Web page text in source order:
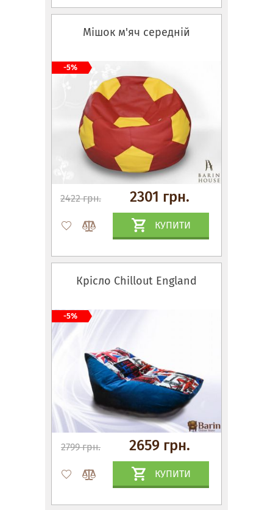
Мішок м'яч середній
2422 грн. 2301 грн.
КУПИТИ
-5%
Крісло Сhillout England
2799 грн. 2659 грн.
КУПИТИ
-5%